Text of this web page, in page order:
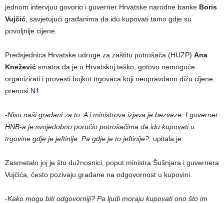
jednom intervjuu govorio i guverner Hrvatske narodne banke Boris
Vujčić , savjetujući građanima da idu kupovati tamo gdje su
povoljnije cijene.
Predsjednica Hrvatske udruge za zaštitu potrošača (HUZP) Ana
Knežević smatra da je u Hrvatskoj teško, gotovo nemoguće
organizirati i provesti bojkot trgovaca koji neopravdano dižu cijene,
prenosi N1
-Nisu naši građani za to. A i ministrova izjava je bezveze. I guverner
HNB-a je svojedobno poručio potrošačima da idu kupovati u
trgovine gdje je jeftinije. Pa gdje je to jeftinije?, upitala je.
Zasmetalo joj je što dužnosnici, poput ministra Šušnjara i guvernera
Vujčića, često pozivaju građane na odgovornost u kupovini.
-Kako mogu biti odgovorniji? Pa ljudi moraju kupovati ono što im